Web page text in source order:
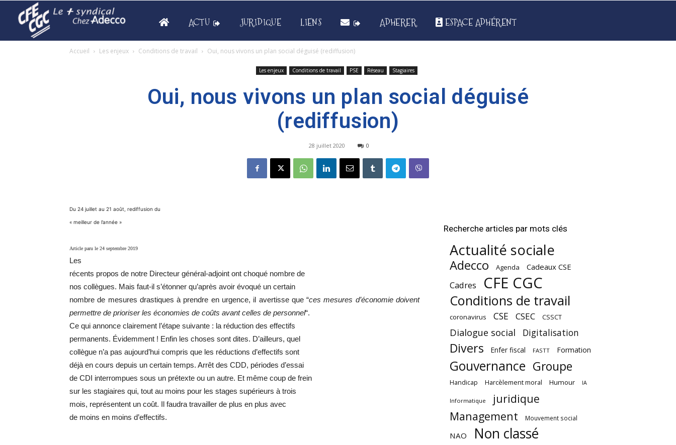
ACTU JURIDIQUE LIENS ADHERER ESPACE ADHÉRENT
Accueil Les enjeux Conditions de travail Oui, nous vivons un plan social déguisé (rediffusion)
Les enjeux Conditions de travail PSE Réseau Stagiaires
Oui, nous vivons un plan social déguisé
(rediffusion)
28 juillet 2020 0
Du 24 juillet au 21 août, rediffusion du
« meilleur de l’année »
Article paru le 24 septembre 2019
Les
récents propos de notre Directeur général-adjoint ont choqué nombre de
nos collègues. Mais faut-il s’étonner qu’après avoir évoqué un certain
nombre de mesures drastiques à prendre en urgence, il avertisse que “ces mesures d’économie doivent
permettre de prioriser les économies de coûts avant celles de personnel“.
Ce qui annonce clairement l’étape suivante : la réduction des effectifs
permanents. Évidemment ! Enfin les choses sont dites. D’ailleurs, quel
collègue n’a pas aujourd’hui compris que les réductions d’effectifs sont
déjà en cours depuis un certain temps. Arrêt des CDD, périodes d’essai
de CDI interrompues sous un prétexte ou un autre. Et même coup de frein
sur les stagiaires qui, tout au moins pour les stages supérieurs à trois
mois, représentent un coût. Il faudra travailler de plus en plus avec
de moins en moins d’effectifs.
Recherche articles par mots clés
Actualité sociale
Adecco Agenda Cadeaux CSE
Cadres CFE CGC
Conditions de travail
coronavirus CSE CSEC CSSCT
Dialogue social Digitalisation
Divers Enfer fiscal FASTT Formation
Gouvernance Groupe
Handicap Harcèlement moral Humour IA
Informatique
juridique
Management
Mouvement social
NAO Non classé